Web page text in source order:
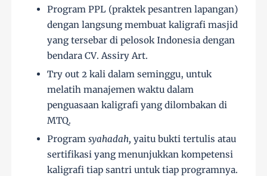
Program PPL (praktek pesantren lapangan)
dengan langsung membuat kaligrafi masjid
yang tersebar di pelosok Indonesia dengan
bendara CV. Assiry Art.
Try out 2 kali dalam seminggu, untuk
melatih manajemen waktu dalam
penguasaan kaligrafi yang dilombakan di
MTQ.
Programsyahadah,yaitu bukti tertulis atau
sertifikasi yang menunjukkan kompetensi
kaligrafi tiap santri untuk tiap programnya.